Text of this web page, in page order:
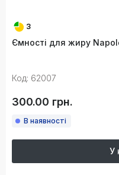
3
Ємності для жиру
Код: 62007
300.00 грн.
В наявності
У